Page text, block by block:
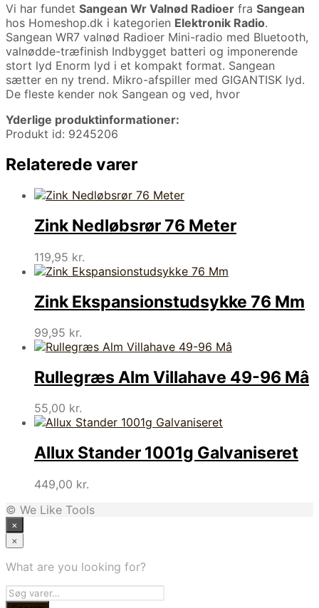
Vi har fundet Sangean Wr Valnød Radioer fra Sangean
hos Homeshop.dk i kategorien Elektronik Radio.
Sangean WR7 valnød Radioer Mini-radio med Bluetooth,
valnødde-træfinish Indbygget batteri og imponerende
stort lyd Enorm lyd i et kompakt format. Sangean
sætter en ny trend. Mikro-afspiller med GIGANTISK lyd.
De fleste kender nok Sangean og ved, hvor
Yderlige produktinformationer:
Produkt id: 9245206
Relaterede varer
Zink Nedløbsrør 76 Meter
119,95 kr.
Zink Ekspansionstudsykke 76 Mm
99,95 kr.
Rullegræs Alm Villahave 49-96 Mâ
55,00 kr.
Allux Stander 1001g Galvaniseret
449,00 kr.
© We Like Tools
×
×
What are you looking for?